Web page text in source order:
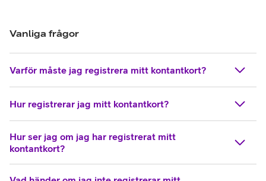
Vanliga frågor
Varför måste jag registrera mitt kontantkort?
Hur registrerar jag mitt kontantkort?
Hur ser jag om jag har registrerat mitt
kontantkort?